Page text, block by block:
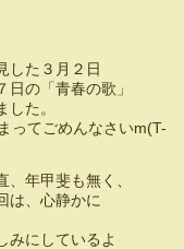
した３月２日
の「青春の歌」
た。
ってごめんなさいm(T-
年甲斐も無く、
は、心静かに
みにしているよ